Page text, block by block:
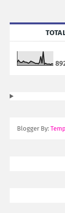
89
Blogger By: